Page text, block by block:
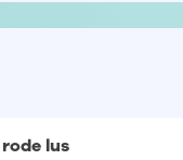
lus